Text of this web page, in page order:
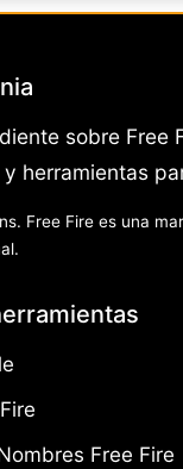
sobre Free
herramientas
Free Fire es una
Free Fire